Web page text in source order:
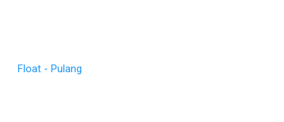
Float - Pulang